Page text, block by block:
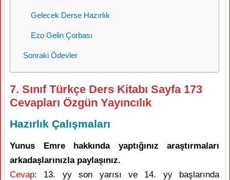
Gelecek Derse Hazırlık
Ezo Gelin Çorbası
Sonraki Ödevler
7. Sınıf Türkçe Ders Kitabı Sayfa 173
Cevapları Özgün Yayıncılık
Hazırlık Çalışmaları
Yunus Emre hakkında yaptığınız araştırmaları
arkadaşlarınızla paylaşınız.
Cevap: 13. yy son yarısı ve 14. yy başlarında